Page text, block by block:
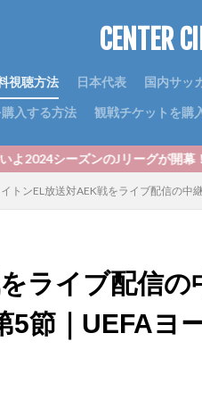
CENTER
視聴方法 日本代表 国内サッ
入する方法 観戦チケットを購
ーグが開幕！優勝・順位を徹
トンEL放送対AEK戦をライブ配信の
ライブ配信の
5節｜UEFAヨ